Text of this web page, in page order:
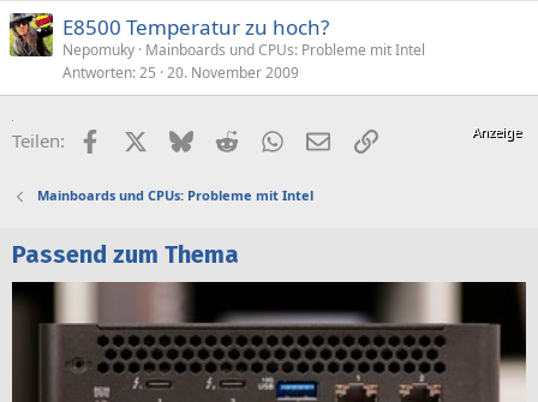
E8500 Temperatur zu hoch?
Nepomuky Mainboards und CPUs: Probleme mit Intel
Antworten 25 20. November 2009
Teilen: FacebookX (Twitter)
BlueskyRedditWhatsApp
E-MailLink
Mainboards und CPUs: Probleme mit Intel
Passend zum Thema